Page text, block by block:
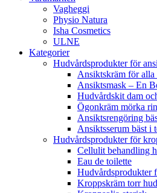
Vagheggi
Physio Natura
Isha Cosmetics
ULNE
Kategorier
Hudvårdsprodukter för
Ansiktskräm för alla
Ansiktsmask – En
Hudvårdskit dam
Ögonkräm mörka
Ansiktsrengöring
Ansiktsserum bäst i
Hudvårdsprodukter för
Cellulit behandling
Eau de toilette
Hudvårdsprodukter
Kroppskräm torr hud